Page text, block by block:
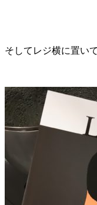
そしてレジ横に置い